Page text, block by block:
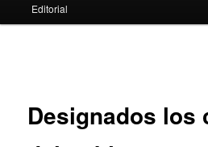
Editorial
Designados los